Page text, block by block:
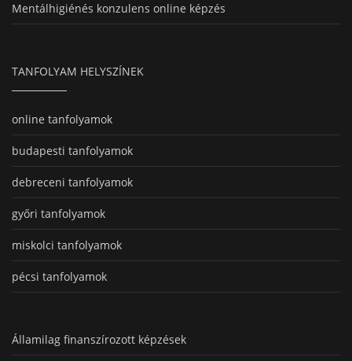
Mentálhigiénés konzulens online képzés
TANFOLYAM HELYSZÍNEK
online tanfolyamok
budapesti tanfolyamok
debreceni tanfolyamok
győri tanfolyamok
miskolci tanfolyamok
pécsi tanfolyamok
Államilag finanszírozott képzések